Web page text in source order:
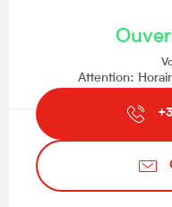
Attention: